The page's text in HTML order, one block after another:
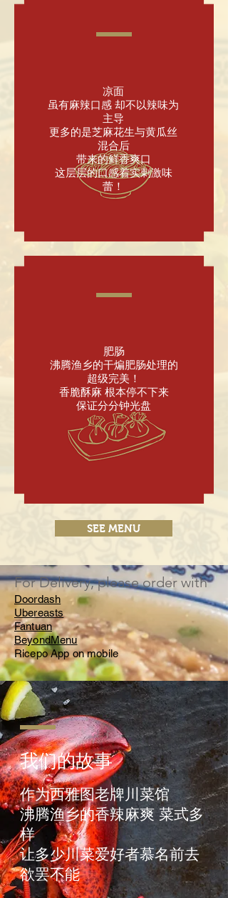
凉面
虽有麻辣口感 却不以辣味为
主导
更多的是芝麻花生与黄瓜丝
混合后
带来的鲜香爽口
这层层的口感着实刺激味
蕾！
肥肠
沸腾渔乡的干煸肥肠处理的
超级完美！
香脆酥麻 根本停不下来
保证分分钟光盘
SEE MENU
For Delivery, please order with
Doordash
Ubereasts
Fantuan
BeyondMenu
Ricepo App on mobile
我们的故事
作为西雅图老牌川菜馆
沸腾渔乡的香辣麻爽 菜式多
样
让多少川菜爱好者慕名前去
欲罢不能